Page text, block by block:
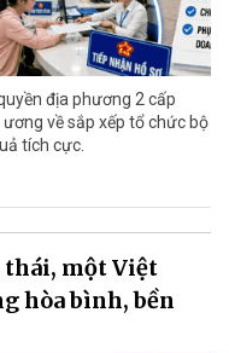
địa phương 2 cấp
về sắp xếp tổ chức bộ
tích cực.
một Việt
hòa bình, bền